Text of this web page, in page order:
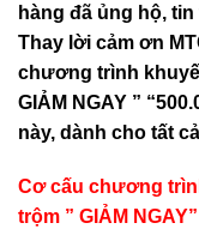
hàng đã ủng hộ,
Thay lời cảm ơn
chương trình
GIẢM NGAY ”
này, dành cho tất
Cơ cấu chương
trộm ” GIẢM